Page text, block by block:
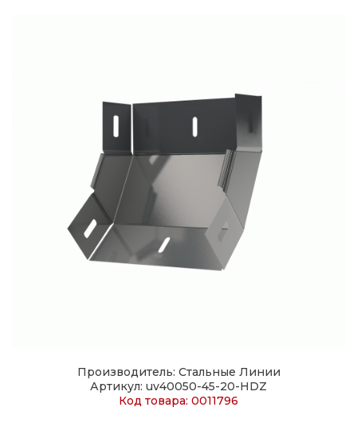
Производитель: Стальные Линии
Артикул: uv40050-45-20-HDZ
Код товара: 0011796